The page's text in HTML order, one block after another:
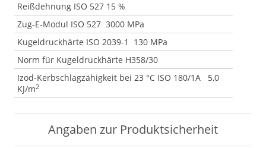
Reißdehnung ISO 527 15 %
Zug-E-Modul ISO 527 3000 MPa
Kugeldruckhärte ISO 2039-1 130 MPa
Norm für Kugeldruckhärte H358/30
Izod-Kerbschlagzähigkeit bei 23 °C ISO 180/1A 5,0
KJ/m2
Angaben zur Produktsicherheit